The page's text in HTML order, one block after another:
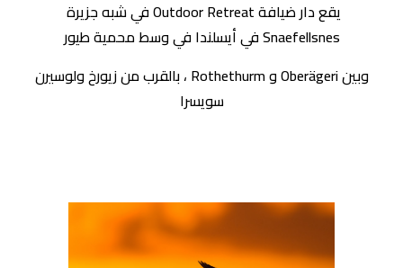
Snaefellsnes في أيسلندا في وسط محمية طيور
سويسرا